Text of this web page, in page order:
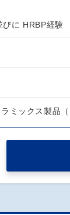
びに HRBP経験
ミックス製品